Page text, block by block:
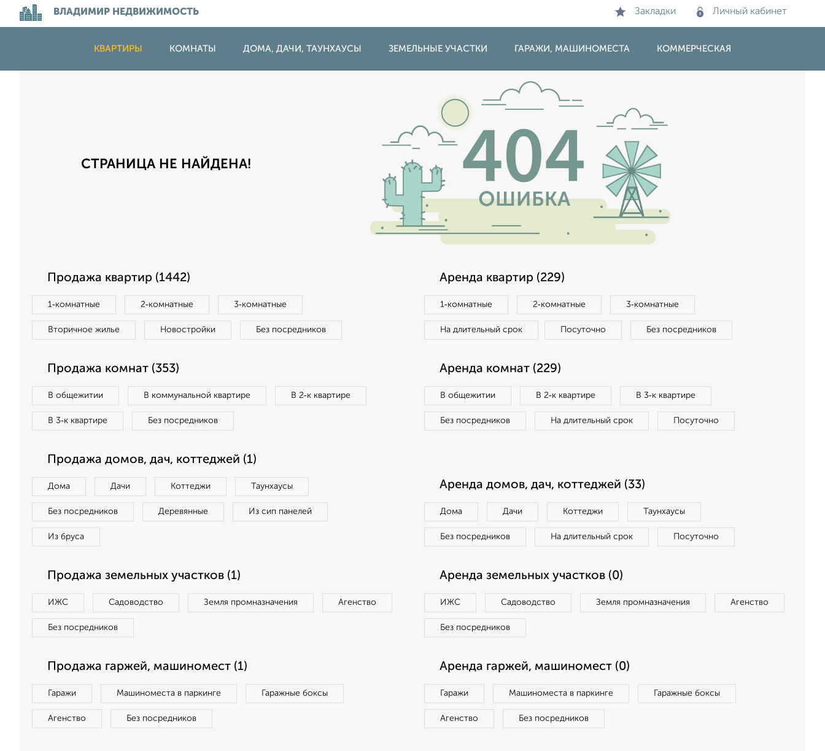
ВЛАДИМИР НЕДВИЖИМОСТЬ Закладки Личный кабинет
КВАРТИРЫ КОМНАТЫ ДОМА, ДАЧИ, ТАУНХАУСЫ ЗЕМЕЛЬНЫЕ УЧАСТКИ ГАРАЖИ, МАШИНОМЕСТА КОММЕРЧЕСКАЯ
СТРАНИЦА НЕ НАЙДЕНА!
Продажа квартир (1442)
1‑комнатные 2‑комнатные 3‑комнатные
Вторичное жилье Новостройки Без посредников
Аренда квартир (229)
1‑комнатные 2‑комнатные 3‑комнатные
На длительный срок Посуточно Без посредников
Продажа комнат (353)
В общежитии В коммунальной квартире В 2‑к квартире
В 3‑к квартире Без посредников
Аренда комнат (229)
В общежитии В 2‑к квартире В 3‑к квартире
Без посредников На длительный срок Посуточно
Продажа домов, дач, коттеджей (1)
Дома Дачи Коттеджи Таунхаусы
Без посредников Деревянные Из сип панелей
Из бруса
Аренда домов, дач, коттеджей (33)
Дома Дачи Коттеджи Таунхаусы
Без посредников На длительный срок Посуточно
Продажа земельных участков (1)
ИЖС Садоводство Земля промназначения Агенство
Без посредников
Аренда земельных участков (0)
ИЖС Садоводство Земля промназначения Агенство
Без посредников
Продажа гаржей, машиномест (1)
Гаражи Машиноместа в паркинге Гаражные боксы
Агенство Без посредников
Аренда гаржей, машиномест (0)
Гаражи Машиноместа в паркинге Гаражные боксы
Агенство Без посредников